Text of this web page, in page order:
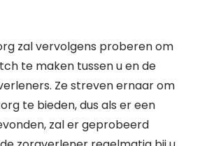
zal vervolgens proberen om
te maken tussen u en de
Ze streven ernaar om
te bieden, dus als er een
zal er geprobeerd